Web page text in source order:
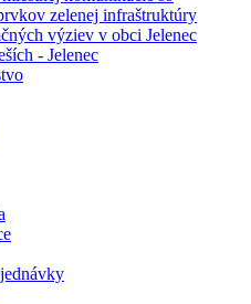
zelenej infraštruktúry
výziev v obci Jelenec
- Jelenec